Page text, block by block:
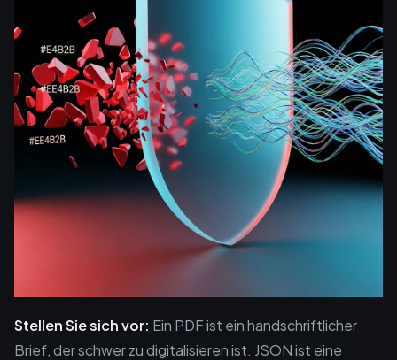
Stellen Sie sich vor: Ein PDF ist ein handschriftlicher
Brief, der schwer zu digitalisieren ist. JSON ist eine